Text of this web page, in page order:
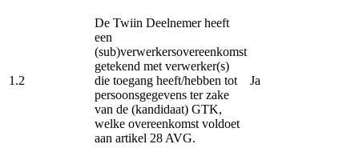
1.2
De Twiin Deelnemer heeft
een
(sub)verwerkersovereenkomst
getekend met verwerker(s)
die toegang heeft/hebben tot
persoonsgegevens ter zake
van de (kandidaat) GTK,
welke overeenkomst voldoet
aan artikel 28 AVG.
Ja